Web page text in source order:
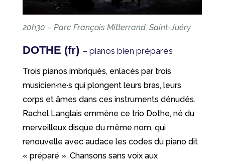
20h30 – Parc François Mitterrand, Saint-Juéry
DOTHE (fr) – pianos bien préparés
Trois pianos imbriqués, enlacés par trois
musicien·ne·s qui plongent leurs bras, leurs
corps et âmes dans ces instruments dénudés.
Rachel Langlais emmène ce trio Dothe, né du
merveilleux disque du même nom, qui
renouvelle avec audace les codes du piano dit
« préparé ». Chansons sans voix aux